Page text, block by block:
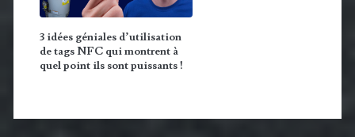
3 idées géniales d’utilisation
de tags NFC qui montrent à
quel point ils sont puissants !